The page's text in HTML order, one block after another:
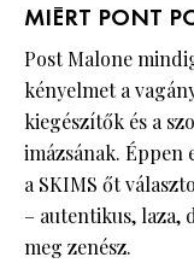
MIÉRT PONT
Post Malone
kényelmet a
kiegészítők és a
imázsának.
a SKIMS őt
– autentikus, laza,
meg zenész.